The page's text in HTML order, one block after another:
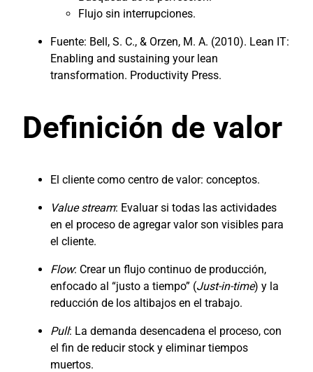
Flujo sin interrupciones.
Fuente: Bell, S. C., & Orzen, M. A. (2010). Lean IT:
Enabling and sustaining your lean
transformation. Productivity Press.
Definición de valor
El cliente como centro de valor: conceptos.
Value stream: Evaluar si todas las actividades
en el proceso de agregar valor son visibles para
el cliente.
Flow: Crear un flujo continuo de producción,
enfocado al “justo a tiempo” (Just-in-time) y la
reducción de los altibajos en el trabajo.
Pull: La demanda desencadena el proceso, con
el fin de reducir stock y eliminar tiempos
muertos.